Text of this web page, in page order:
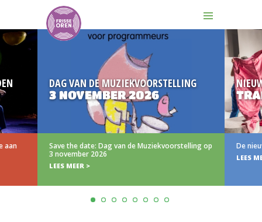
aan
DAG VAN DE MUZIEKVOORSTELLING
3 NOVEMBER 2026
Save the date: Dag van de Muziekvoorstelling op
3 november 2026
LEES MEER >
De
LEES